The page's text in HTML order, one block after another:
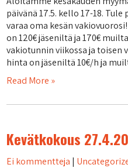
päivänä 17.5. kello 17-18.
varaa oma kesän
on 120€ jäseniltä ja 170€
vakiotunnin viikossa ja
hinta on jäseniltä 10€/h ja
Read More »
Kevätkokous
Ei kommentteja |